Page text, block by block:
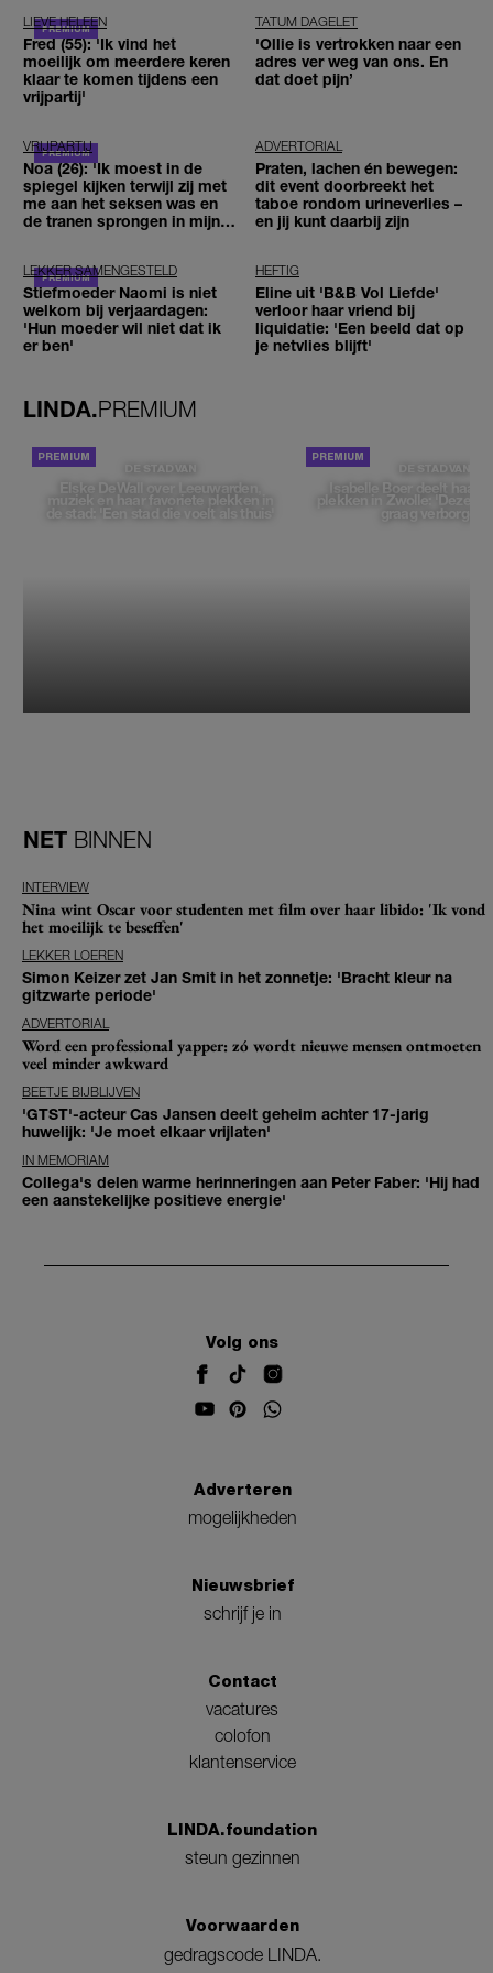
LIEVE HELEEN
Fred (55): 'Ik vind het
moeilijk om meerdere keren
klaar te komen tijdens een
vrijpartij'
TATUM DAGELET
'Ollie is vertrokken naar een
adres ver weg van ons. En
dat doet pijn’
VRIJPARTIJ
Noa (26): 'Ik moest in de
spiegel kijken terwijl zij met
me aan het seksen was en
de tranen sprongen in mijn
ADVERTORIAL
Praten, lachen én bewegen:
dit event doorbreekt het
taboe rondom urineverlies –
en jij kunt daarbij zijn
LEKKER SAMENGESTELD
Stiefmoeder Naomi is niet
welkom bij verjaardagen:
'Hun moeder wil niet dat ik
er ben'
HEFTIG
Eline uit 'B&B Vol Liefde'
verloor haar vriend bij
liquidatie: 'Een beeld dat op
je netvlies blijft'
LINDA.PREMIUM
DE STAD VAN
Elske DeWall over Leeuwarden,
muziek en haar favoriete plekken in
de stad: 'Een stad die voelt als thuis'
DE STAD VAN
Isabelle Boer deelt haar
plekken in Zwolle: 'Deze
graag verborgen'
NET BINNEN
INTERVIEW
Nina wint Oscar voor studenten met film over haar libido: 'Ik vond
het moeilijk te beseffen'
LEKKER LOEREN
Simon Keizer zet Jan Smit in het zonnetje: 'Bracht kleur na
gitzwarte periode'
ADVERTORIAL
Word een professional yapper: zó wordt nieuwe mensen ontmoeten
veel minder awkward
BEETJE BIJBLIJVEN
'GTST'-acteur Cas Jansen deelt geheim achter 17-jarig
huwelijk: 'Je moet elkaar vrijlaten'
IN MEMORIAM
Collega's delen warme herinneringen aan Peter Faber: 'Hij had
een aanstekelijke positieve energie'
Volg ons
Adverteren
mogelijkheden
Nieuwsbrief
schrijf je in
Contact
vacatures
colofon
klantenservice
LINDA.foundation
steun gezinnen
Voorwaarden
gedragscode LINDA.